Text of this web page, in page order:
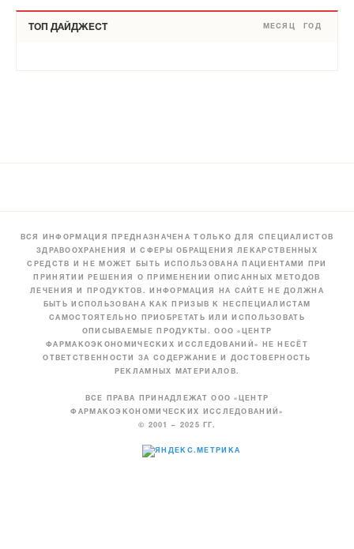
ТОП ДАЙДЖЕСТ МЕСЯЦ ГОД
ВСЯ ИНФОРМАЦИЯ ПРЕДНАЗНАЧЕНА ТОЛЬКО ДЛЯ СПЕЦИАЛИСТОВ
ЗДРАВООХРАНЕНИЯ И СФЕРЫ ОБРАЩЕНИЯ ЛЕКАРСТВЕННЫХ
СРЕДСТВ И НЕ МОЖЕТ БЫТЬ ИСПОЛЬЗОВАНА ПАЦИЕНТАМИ ПРИ
ПРИНЯТИИ РЕШЕНИЯ О ПРИМЕНЕНИИ ОПИСАННЫХ МЕТОДОВ
ЛЕЧЕНИЯ И ПРОДУКТОВ. ИНФОРМАЦИЯ НА САЙТЕ НЕ ДОЛЖНА
БЫТЬ ИСПОЛЬЗОВАНА КАК ПРИЗЫВ К НЕСПЕЦИАЛИСТАМ
САМОСТОЯТЕЛЬНО ПРИОБРЕТАТЬ ИЛИ ИСПОЛЬЗОВАТЬ
ОПИСЫВАЕМЫЕ ПРОДУКТЫ. ООО «ЦЕНТР
ФАРМАКОЭКОНОМИЧЕСКИХ ИССЛЕДОВАНИЙ» НЕ НЕСЁТ
ОТВЕТСТВЕННОСТИ ЗА СОДЕРЖАНИЕ И ДОСТОВЕРНОСТЬ
РЕКЛАМНЫХ МАТЕРИАЛОВ.
ВСЕ ПРАВА ПРИНАДЛЕЖАТ ООО «ЦЕНТР
ФАРМАКОЭКОНОМИЧЕСКИХ ИССЛЕДОВАНИЙ»
© 2001 – 2025 ГГ.